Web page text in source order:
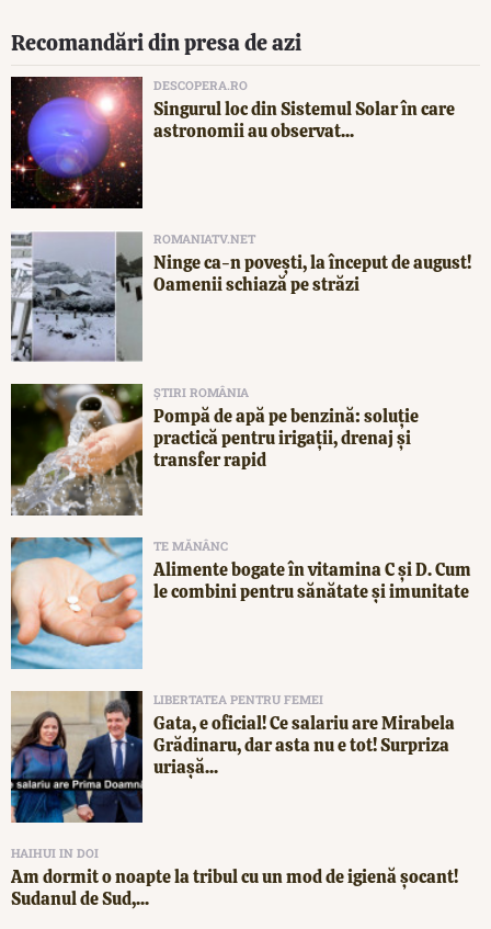
Recomandări din presa de azi
DESCOPERA.RO
Singurul loc din Sistemul Solar în care
astronomii au observat...
ROMANIATV.NET
Ninge ca-n povești, la început de august!
Oamenii schiază pe străzi
ȘTIRI ROMÂNIA
Pompă de apă pe benzină: soluție
practică pentru irigații, drenaj și
transfer rapid
TE MĂNÂNC
Alimente bogate în vitamina C și D. Cum
le combini pentru sănătate și imunitate
LIBERTATEA PENTRU FEMEI
Gata, e oficial! Ce salariu are Mirabela
Grădinaru, dar asta nu e tot! Surpriza
uriașă...
HAIHUI IN DOI
Am dormit o noapte la tribul cu un mod de igienă șocant!
Sudanul de Sud,...